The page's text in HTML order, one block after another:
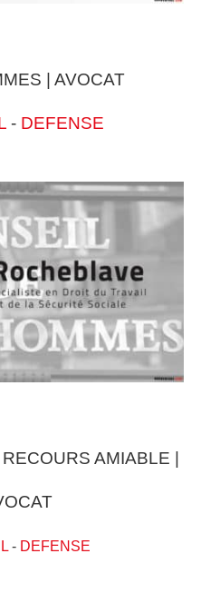
| AVOCAT
- DEFENSE
AMIABLE |
- DEFENSE